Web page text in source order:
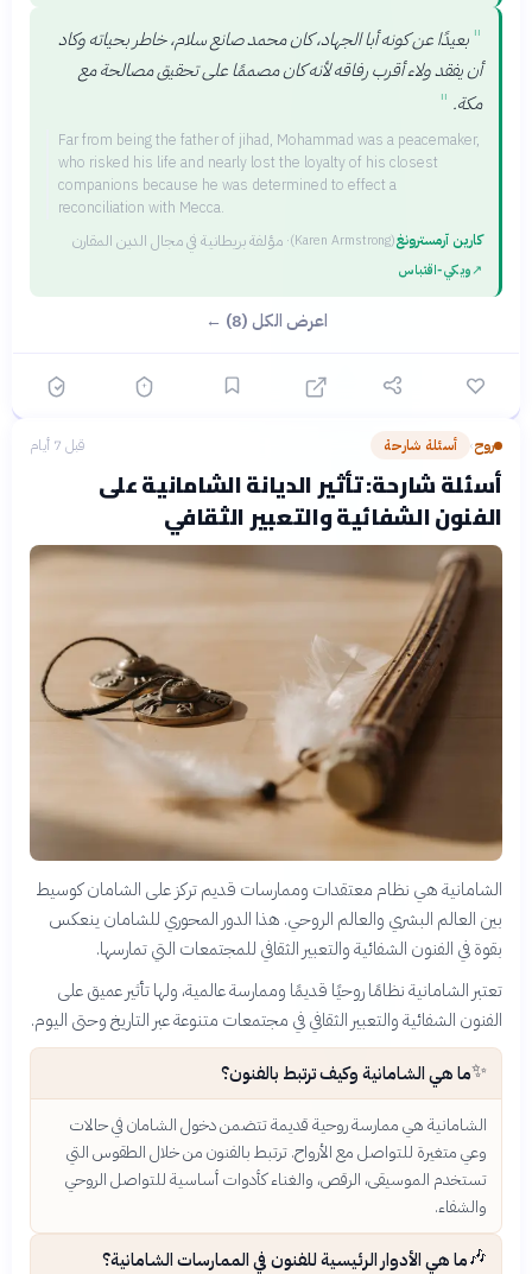
" بعيدًا عن كونه أبا الجهاد، كان محمد صانع سلام، خاطر بحياته وكاد
أن يفقد ولاء أقرب رفاقه لأنه كان مصممًا على تحقيق مصالحة مع
مكة. "
Far from being the father of jihad, Mohammad was a peacemaker,
who risked his life and nearly lost the loyalty of his closest
companions because he was determined to effect a
reconciliation with Mecca.
كارين آرمسترونغ
(Karen Armstrong)
· مؤلفة بريطانية في مجال الدين المقارن
↗ويكي‑اقتباس
اعرض الكل (8) ←
روح› أسئلة شارحة قبل 7 أيام
أسئلة شارحة: تأثير الديانة الشامانية على
الفنون الشفائية والتعبير الثقافي
الشامانية هي نظام معتقدات وممارسات قديم تركز على الشامان كوسيط
بين العالم البشري والعالم الروحي. هذا الدور المحوري للشامان ينعكس
بقوة في الفنون الشفائية والتعبير الثقافي للمجتمعات التي تمارسها.
تعتبر الشامانية نظامًا روحيًا قديمًا وممارسة عالمية، ولها تأثير عميق على
الفنون الشفائية والتعبير الثقافي في مجتمعات متنوعة عبر التاريخ وحتى اليوم.
✨ما هي الشامانية وكيف ترتبط بالفنون؟
الشامانية هي ممارسة روحية قديمة تتضمن دخول الشامان في حالات
وعي متغيرة للتواصل مع الأرواح. ترتبط بالفنون من خلال الطقوس التي
تستخدم الموسيقى، الرقص، والغناء كأدوات أساسية للتواصل الروحي
والشفاء.
🎶ما هي الأدوار الرئيسية للفنون في الممارسات الشامانية؟